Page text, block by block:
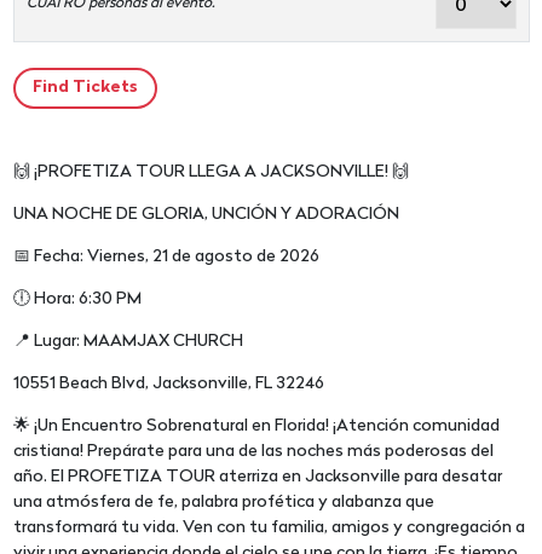
CUATRO personas al evento.
🙌 ¡PROFETIZA TOUR LLEGA A JACKSONVILLE! 🙌
UNA NOCHE DE GLORIA, UNCIÓN Y ADORACIÓN
📅 Fecha: Viernes, 21 de agosto de 2026
🕕 Hora: 6:30 PM
📍 Lugar: MAAMJAX CHURCH
10551 Beach Blvd, Jacksonville, FL 32246
🌟 ¡Un Encuentro Sobrenatural en Florida! ¡Atención comunidad
cristiana! Prepárate para una de las noches más poderosas del
año. El PROFETIZA TOUR aterriza en Jacksonville para desatar
una atmósfera de fe, palabra profética y alabanza que
transformará tu vida. Ven con tu familia, amigos y congregación a